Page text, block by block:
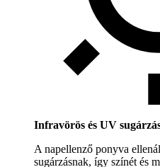
Infravörös és UV
A napellenző ponyva
sugárzásnak, így színét és